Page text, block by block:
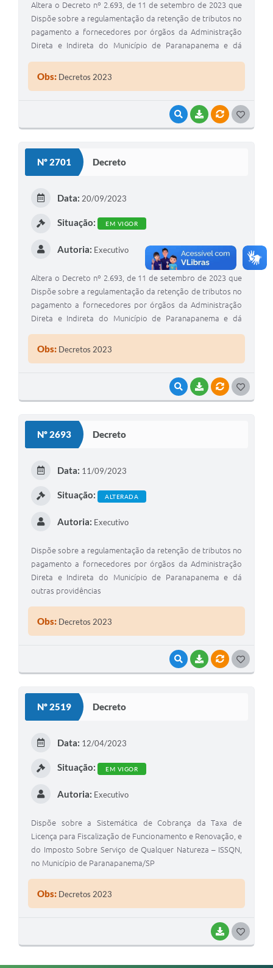
VISUALIZAR
BAIXARVÍNCULOS
Altera o Decreto nº 2.693, de 11 de setembro de 2023 que
Dispõe sobre a regulamentação da retenção de tributos no
pagamento a fornecedores por órgãos da Administração
Direta e Indireta do Município de Paranapanema e dá
Obs: Decretos 2023
Nº 2701 Decreto
VISUALIZAR
BAIXARVÍNCULOS
Data: 20/09/2023
Situação: EM VIGOR
Autoria: Executivo
Altera o Decreto nº 2.693, de 11 de setembro de 2023 que
Dispõe sobre a regulamentação da retenção de tributos no
pagamento a fornecedores por órgãos da Administração
Direta e Indireta do Município de Paranapanema e dá
Obs: Decretos 2023
Nº 2693 Decreto
VISUALIZAR
BAIXARVÍNCULOS
Data: 11/09/2023
Situação: ALTERADA
Autoria: Executivo
Dispõe sobre a regulamentação da retenção de tributos no
pagamento a fornecedores por órgãos da Administração
Direta e Indireta do Município de Paranapanema e dá
outras providências
Obs: Decretos 2023
Nº 2519 Decreto
BAIXAR
Data: 12/04/2023
Situação: EM VIGOR
Autoria: Executivo
Dispõe sobre a Sistemática de Cobrança da Taxa de
Licença para Fiscalização de Funcionamento e Renovação, e
do Imposto Sobre Serviço de Qualquer Natureza – ISSQN,
no Município de Paranapanema/SP
Obs: Decretos 2023